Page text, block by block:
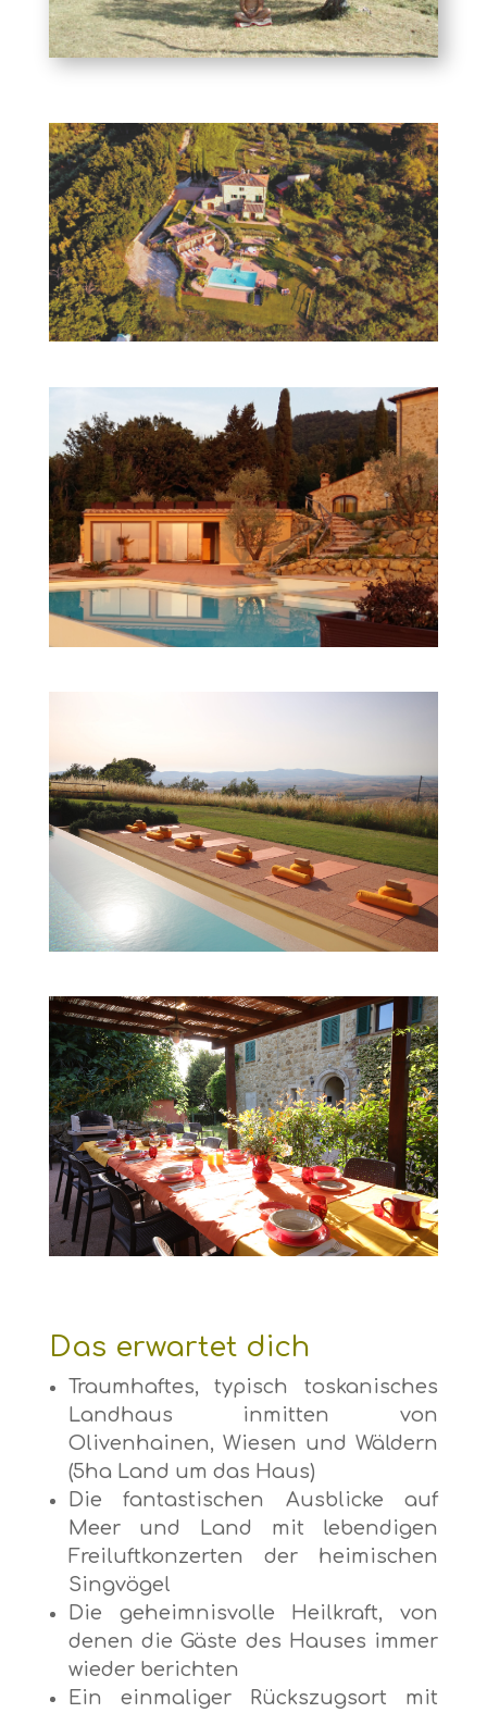
Das erwartet dich
Traumhaftes, typisch toskanisches
Landhaus inmitten von
Olivenhainen, Wiesen und Wäldern
(5ha Land um das Haus)
Die fantastischen Ausblicke auf
Meer und Land mit lebendigen
Freiluftkonzerten der heimischen
Singvögel
Die geheimnisvolle Heilkraft, von
denen die Gäste des Hauses immer
wieder berichten
Ein einmaliger Rückszugsort mit